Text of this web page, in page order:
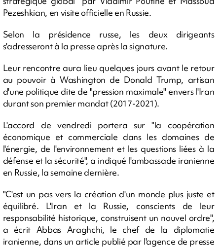
Pezeshkian, en visite officielle en Russie.
Selon la présidence russe, les deux dirigeants
s'adresseront à la presse après la signature.
Leur rencontre aura lieu quelques jours avant le retour
au pouvoir à Washington de Donald Trump, artisan
d'une politique dite de "pression maximale" envers l'Iran
durant son premier mandat (2017-2021).
L'accord de vendredi portera sur "la coopération
économique et commerciale dans les domaines de
l'énergie, de l'environnement et les questions liées à la
défense et la sécurité", a indiqué l'ambassade iranienne
en Russie, la semaine dernière.
"C'est un pas vers la création d'un monde plus juste et
équilibré. L'Iran et la Russie, conscients de leur
responsabilité historique, construisent un nouvel ordre",
a écrit Abbas Araghchi, le chef de la diplomatie
iranienne, dans un article publié par l'agence de presse